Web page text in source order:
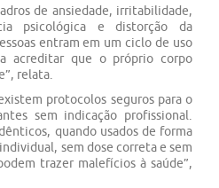
de ansiedade, irritabilidade,
psicológica e distorção da
entram em um ciclo de uso
acreditar que o próprio corpo
relata.
protocolos seguros para o
sem indicação profissional.
quando usados de forma
sem dose correta e sem
trazer malefícios à saúde”,